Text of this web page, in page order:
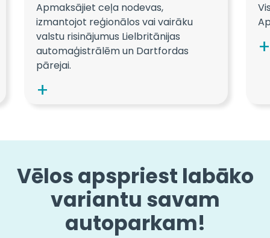
Apmaksājiet ceļa nodevas,
izmantojot reģionālos vai vairāku
valstu risinājumus Lielbritānijas
automaģistrālēm un Dartfordas
pārejai.
Vēlos apspriest labāko
variantu savam
autoparkam!